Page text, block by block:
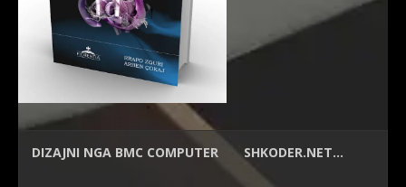
DIZAJNI NGA BMC COMPUTER SHKODER.NET…